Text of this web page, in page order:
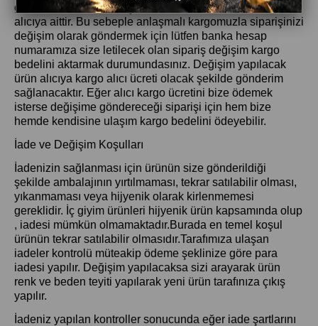
gönderebilirsiniz. Değişim olarak gönderilen kargo bedeli
alıcıya aittir. Bu sebeple anlaşmalı kargomuzla siparişinizi
değişim olarak göndermek için lütfen banka hesap
numaramıza size letilecek olan sipariş değişim kargo
bedelini aktarmak durumundasınız. Değişim yapılacak
ürün alıcıya kargo alıcı ücreti olacak şekilde gönderim
sağlanacaktır. Eğer alıcı kargo ücretini bize ödemek
isterse değişime göndereceği siparişi için hem bize
hemde kendisine ulaşım kargo bedelini ödeyebilir.
İade ve Değişim Koşulları
İadenizin sağlanması için ürünün size gönderildiği
şekilde ambalajının yırtılmaması, tekrar satılabilir olması,
yıkanmaması veya hijyenik olarak kirlenmemesi
gereklidir. İç giyim ürünleri hijyenik ürün kapsamında olup
, iadesi mümkün olmamaktadır.Burada en temel koşul
ürünün tekrar satılabilir olmasıdır.Tarafımıza ulaşan
iadeler kontrolü müteakip ödeme şeklinize göre para
iadesi yapılır. Değişim yapılacaksa sizi arayarak ürün
renk ve beden teyiti yapılarak yeni ürün tarafınıza çıkış
yapılır.
İadeniz yapılan kontroller sonucunda eğer iade şartlarını